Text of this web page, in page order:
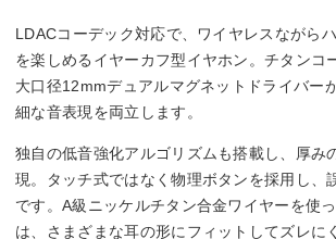
LDACコーデック対応で、ワイヤレスながら
を楽しめるイヤーカフ型イヤホン。チタンコ
大口径12mmデュアルマグネットドライバー
細な音表現を両立します。
独自の低音強化アルゴリズムも搭載し、厚み
現。タッチ式ではなく物理ボタンを採用し、
です。A級ニッケルチタン合金ワイヤーを使
は、さまざまな耳の形にフィットしてズレに